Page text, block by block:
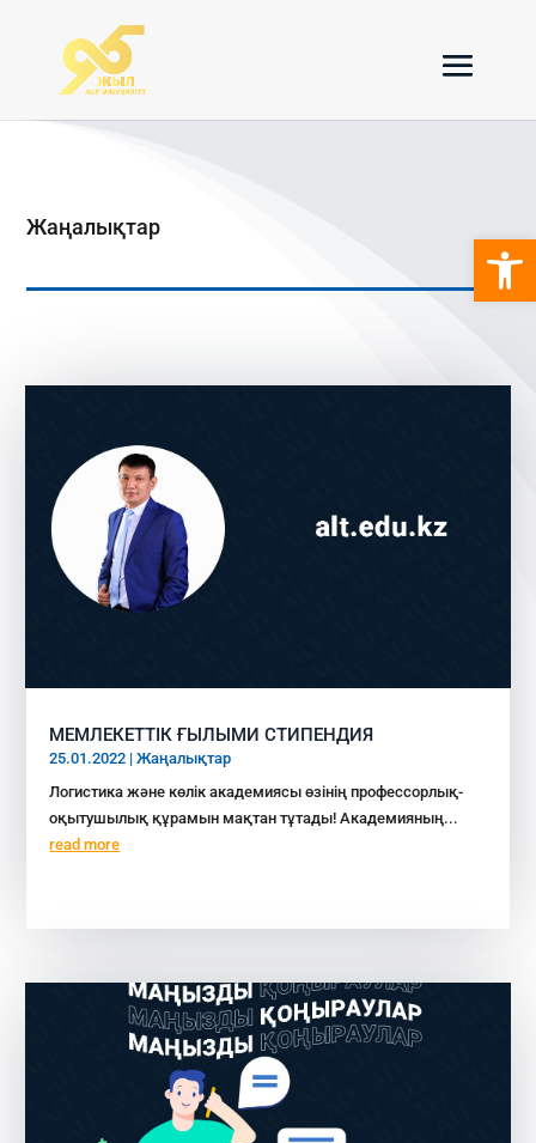
Жаңалықтар
МЕМЛЕКЕТТІК ҒЫЛЫМИ СТИПЕНДИЯ
25.01.2022 |Жаңалықтар
Логистика және көлік академиясы өзінің профессорлық-
оқытушылық құрамын мақтан тұтады! Академияның...
read more